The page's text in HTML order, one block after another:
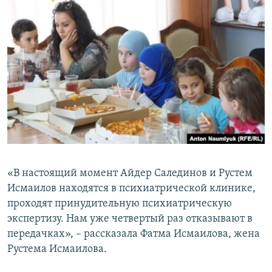
«В настоящий момент Айдер Салединов и Рустем
Исмаилов находятся в психиатрической клинике,
проходят принудительную психиатрическую
экспертизу. Нам уже четвертый раз отказывают в
передачках», – рассказала Фатма Исмаилова, жена
Рустема Исмаилова.